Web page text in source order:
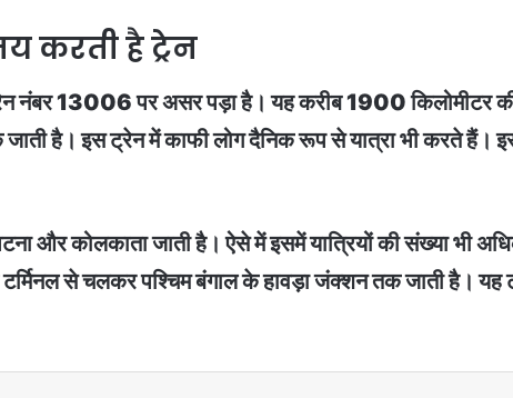
करती है ट्रेन
नंबर 13006 पर असर पड़ा है। यह करीब 1900 किलोमीटर
है। इस ट्रेन में काफी लोग दैनिक रूप से यात्रा भी करते हैं।
और कोलकाता जाती है। ऐसे में इसमें यात्रियों की संख्या भी
से चलकर पश्चिम बंगाल के हावड़ा जंक्शन तक जाती है। यह